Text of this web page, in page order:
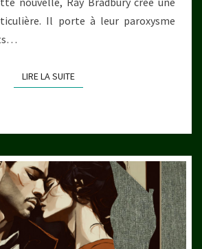
Il porte à leur paroxysme
LIRE LA SUITELIRE LA SUITE